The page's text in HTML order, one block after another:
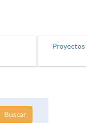
Proyectos